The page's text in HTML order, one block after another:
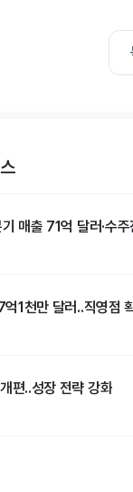
매출 71억 달러·수
억1천만 달러..직영점
편..성장 전략 강화